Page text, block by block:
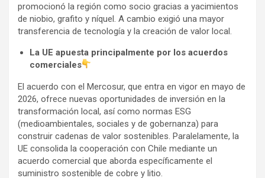
promocionó la región como socio gracias a yacimientos
de niobio, grafito y níquel. A cambio exigió una mayor
transferencia de tecnología y la creación de valor local.
La UE apuesta principalmente por los acuerdos
comerciales
El acuerdo con el Mercosur, que entra en vigor en mayo de
2026, ofrece nuevas oportunidades de inversión en la
transformación local, así como normas ESG
(medioambientales, sociales y de gobernanza) para
construir cadenas de valor sostenibles. Paralelamente, la
UE consolida la cooperación con Chile mediante un
acuerdo comercial que aborda específicamente el
suministro sostenible de cobre y litio.